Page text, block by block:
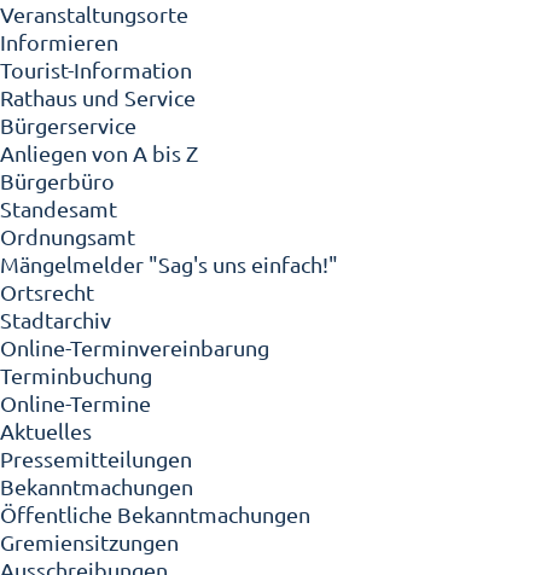
Veranstaltungsorte
Informieren
Tourist-Information
Rathaus und Service
Bürgerservice
Anliegen von A bis Z
Bürgerbüro
Standesamt
Ordnungsamt
Mängelmelder "Sag's uns einfach!"
Ortsrecht
Stadtarchiv
Online-Terminvereinbarung
Terminbuchung
Online-Termine
Aktuelles
Pressemitteilungen
Bekanntmachungen
Öffentliche Bekanntmachungen
Gremiensitzungen
Ausschreibungen